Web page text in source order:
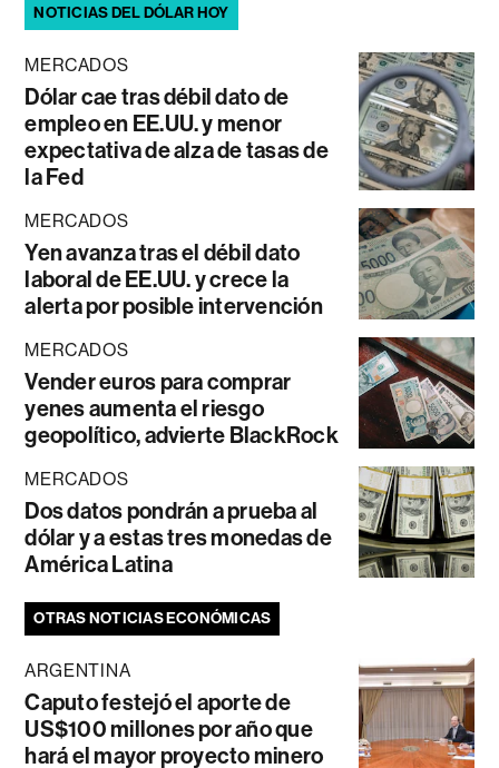
NOTICIAS DEL DÓLAR HOY
MERCADOS
Dólar cae tras débil dato de
empleo en EE.UU. y menor
expectativa de alza de tasas de
la Fed
MERCADOS
Yen avanza tras el débil dato
laboral de EE.UU. y crece la
alerta por posible intervención
MERCADOS
Vender euros para comprar
yenes aumenta el riesgo
geopolítico, advierte BlackRock
MERCADOS
Dos datos pondrán a prueba al
dólar y a estas tres monedas de
América Latina
OTRAS NOTICIAS ECONÓMICAS
ARGENTINA
Caputo festejó el aporte de
US$100 millones por año que
hará el mayor proyecto minero